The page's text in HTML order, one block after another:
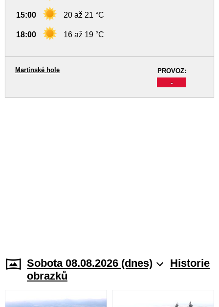
15:00 20 až 21 °C
18:00 16 až 19 °C
PROVOZ:
-
Martinské hole
Sobota 08.08.2026 (dnes)
Historie
obrazků